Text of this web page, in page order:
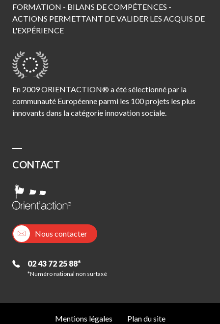
FORMATION - BILANS DE COMPÉTENCES -
ACTIONS PERMETTANT DE VALIDER LES ACQUIS DE
L'EXPÉRIENCE
En 2009 ORIENTACTION® a été sélectionné par la
communauté Européenne parmi les 100 projets les plus
innovants dans la catégorie innovation sociale.
CONTACT
Nous contacter
02 43 72 25 88*
*Numéro national non surtaxé
Mentions légales Plan du site